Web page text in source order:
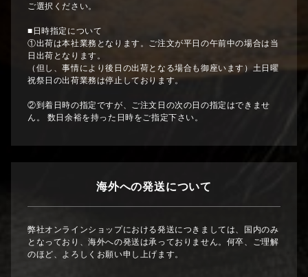
ご選択ください。
■日時指定について
①出荷は本社業務となります。ご注文が平日の午前中の場合は当
日出荷となります。
（但し、事情により後日の出荷となる場合も御座います）土日曜
祝祭日の出荷業務は停止しております。
②到着日時の指定ですが、ご注文日の次の日の指定はできませ
ん。 数日余裕を持った日時をご指定下さい。
海外への発送について
弊社オンラインショップにおける発送につきましては、国内のみ
となっており、海外への発送は承っておりません。何卒、ご理解
のほど、よろしくお願い申し上げます。